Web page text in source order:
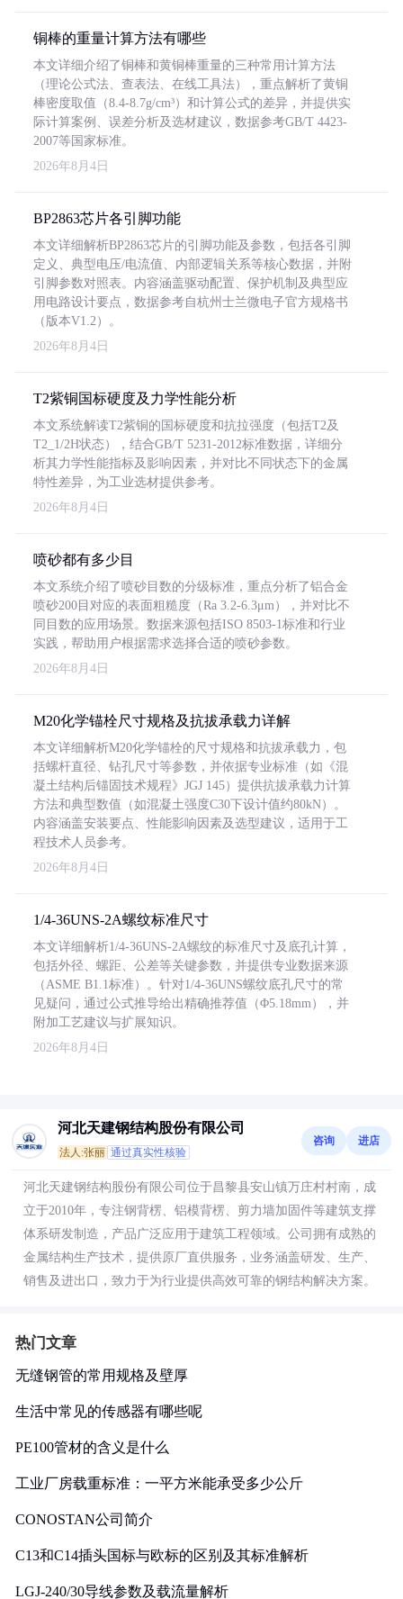
铜棒的重量计算方法有哪些
本文详细介绍了铜棒和黄铜棒重量的三种常用计算方法
（理论公式法、查表法、在线工具法），重点解析了黄铜
棒密度取值（8.4-8.7g/cm³）和计算公式的差异，并提供实
际计算案例、误差分析及选材建议，数据参考GB/T 4423-
2007等国家标准。
2026年8月4日
BP2863芯片各引脚功能
本文详细解析BP2863芯片的引脚功能及参数，包括各引脚
定义、典型电压/电流值、内部逻辑关系等核心数据，并附
引脚参数对照表。内容涵盖驱动配置、保护机制及典型应
用电路设计要点，数据参考自杭州士兰微电子官方规格书
（版本V1.2）。
2026年8月4日
T2紫铜国标硬度及力学性能分析
本文系统解读T2紫铜的国标硬度和抗拉强度（包括T2及
T2_1/2H状态），结合GB/T 5231-2012标准数据，详细分
析其力学性能指标及影响因素，并对比不同状态下的金属
特性差异，为工业选材提供参考。
2026年8月4日
喷砂都有多少目
本文系统介绍了喷砂目数的分级标准，重点分析了铝合金
喷砂200目对应的表面粗糙度（Ra 3.2-6.3μm），并对比不
同目数的应用场景。数据来源包括ISO 8503-1标准和行业
实践，帮助用户根据需求选择合适的喷砂参数。
2026年8月4日
M20化学锚栓尺寸规格及抗拔承载力详解
本文详细解析M20化学锚栓的尺寸规格和抗拔承载力，包
括螺杆直径、钻孔尺寸等参数，并依据专业标准（如《混
凝土结构后锚固技术规程》JGJ 145）提供抗拔承载力计算
方法和典型数值（如混凝土强度C30下设计值约80kN）。
内容涵盖安装要点、性能影响因素及选型建议，适用于工
程技术人员参考。
2026年8月4日
1/4-36UNS-2A螺纹标准尺寸
本文详细解析1/4-36UNS-2A螺纹的标准尺寸及底孔计算，
包括外径、螺距、公差等关键参数，并提供专业数据来源
（ASME B1.1标准）。针对1/4-36UNS螺纹底孔尺寸的常
见疑问，通过公式推导给出精确推荐值（Φ5.18mm），并
附加工艺建议与扩展知识。
2026年8月4日
河北天建钢结构股份有限公司
法人:张丽 通过真实性核验
咨询 进店
河北天建钢结构股份有限公司位于昌黎县安山镇万庄村村南，成
立于2010年，专注钢背楞、铝模背楞、剪力墙加固件等建筑支撑
体系研发制造，产品广泛应用于建筑工程领域。公司拥有成熟的
金属结构生产技术，提供原厂直供服务，业务涵盖研发、生产、
销售及进出口，致力于为行业提供高效可靠的钢结构解决方案。
热门文章
无缝钢管的常用规格及壁厚
生活中常见的传感器有哪些呢
PE100管材的含义是什么
工业厂房载重标准：一平方米能承受多少公斤
CONOSTAN公司简介
C13和C14插头国标与欧标的区别及其标准解析
LGJ-240/30导线参数及载流量解析